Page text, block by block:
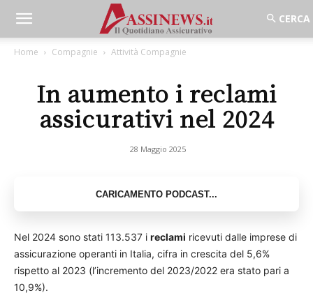
Home Compagnie Attività Compagnie
In aumento i reclami
assicurativi nel 2024
28 Maggio 2025
Nel 2024 sono stati 113.537 i reclami ricevuti dalle imprese di
assicurazione operanti in Italia, cifra in crescita del 5,6%
rispetto al 2023 (l’incremento del 2023/2022 era stato pari a
10,9%).